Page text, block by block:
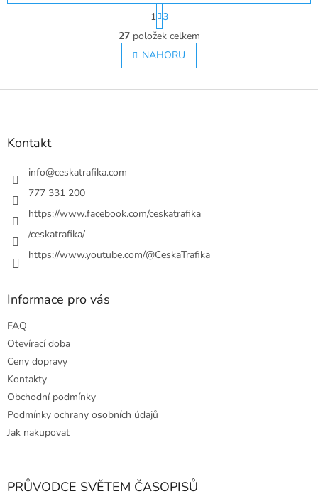
O
v
l
á
ý
s
S
t
r
á
n
k
v
1 3
27položek celkem
NAHORU
Z
Kontakt
info@ceskatrafika.com
777 331 200
https://www.facebook.com/ceskatrafika
/ceskatrafika/
https://www.youtube.com/@CeskaTrafika
Informace pro vás
FAQ
Otevírací doba
Ceny dopravy
Kontakty
Obchodní podmínky
Podmínky ochrany osobních údajů
Jak nakupovat
PRŮVODCE SVĚTEM ČASOPISŮ